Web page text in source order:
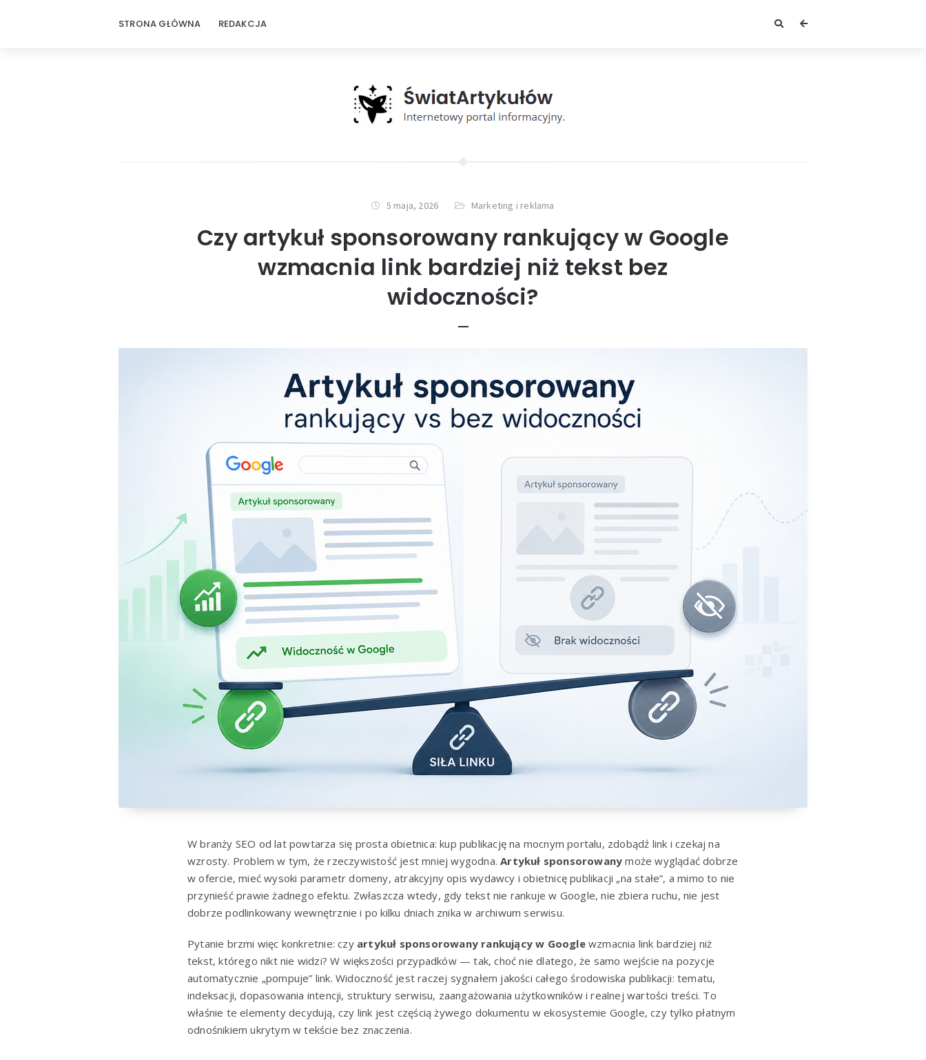
STRONA GŁÓWNA REDAKCJA
5 maja, 2026 Marketing i reklama
Czy artykuł sponsorowany rankujący w Google
wzmacnia link bardziej niż tekst bez
widoczności?
W branży SEO od lat powtarza się prosta obietnica: kup publikację na mocnym portalu, zdobądź link i czekaj na
wzrosty. Problem w tym, że rzeczywistość jest mniej wygodna.Artykuł sponsorowany może wyglądać dobrze
w ofercie, mieć wysoki parametr domeny, atrakcyjny opis wydawcy i obietnicę publikacji „na stałe”, a mimo to nie
przynieść prawie żadnego efektu. Zwłaszcza wtedy, gdy tekst nie rankuje w Google, nie zbiera ruchu, nie jest
dobrze podlinkowany wewnętrznie i po kilku dniach znika w archiwum serwisu.
Pytanie brzmi więc konkretnie: czy artykuł sponsorowany rankujący w Googlewzmacnia link bardziej niż
tekst, którego nikt nie widzi? W większości przypadków — tak, choć nie dlatego, że samo wejście na pozycje
automatycznie „pompuje” link. Widoczność jest raczej sygnałem jakości całego środowiska publikacji: tematu,
indeksacji, dopasowania intencji, struktury serwisu, zaangażowania użytkowników i realnej wartości treści. To
właśnie te elementy decydują, czy link jest częścią żywego dokumentu w ekosystemie Google, czy tylko płatnym
odnośnikiem ukrytym w tekście bez znaczenia.